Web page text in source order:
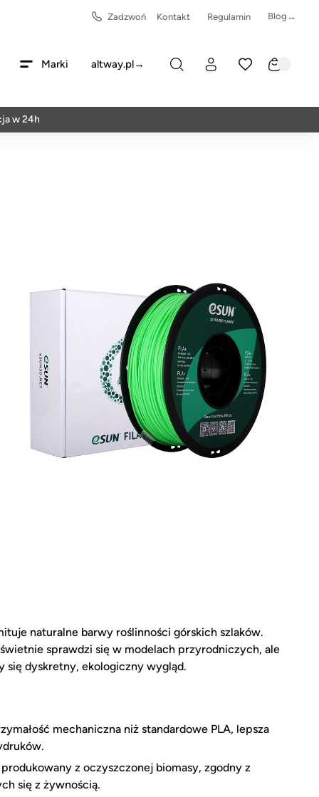
Zadzwoń Kontakt Regulamin Blog→
Marki altway.pl→
naturalne barwy roślinności górskich szlaków.
sprawdzi się w modelach przyrodniczych, ale
dyskretny, ekologiczny wygląd.
mechaniczna niż standardowe PLA, lepsza
z oczyszczonej biomasy, zgodny z
się z żywnością.